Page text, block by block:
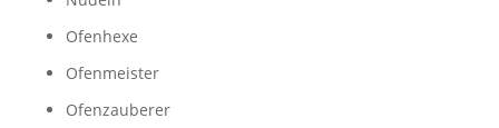
Ofenhexe
Ofenmeister
Ofenzauberer